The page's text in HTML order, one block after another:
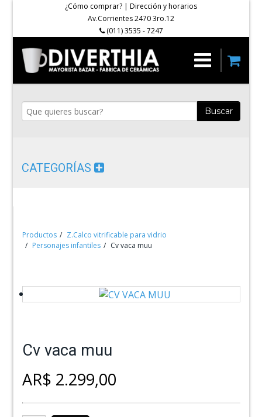
¿Cómo comprar? | Dirección y horarios
Av.Corrientes 2470 3ro.12
(011) 3535 - 7247
Buscar
CATEGORÍAS
Productos
Z.Calco vitrificable para vidrio
Personajes infantiles
Cv vaca muu
Cv vaca muu
AR$ 2.299,00